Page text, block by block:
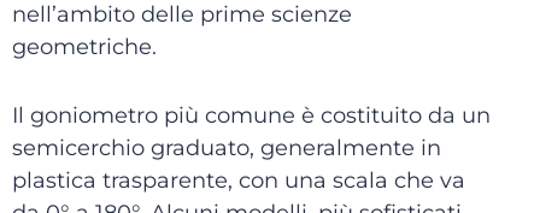
nell’ambito delle prime scienze
geometriche.
Il goniometro più comune è costituito da un
semicerchio graduato, generalmente in
plastica trasparente, con una scala che va